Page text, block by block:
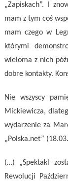
„Zapiskach”. I
mam z tym coś
mam czego w
którymi
wieloma z nich
dobre kontakty.
Nie wszyscy
Mickiewicza,
wydarzenie za
„Polska.net”
(…) „Spektakl
Rewolucji